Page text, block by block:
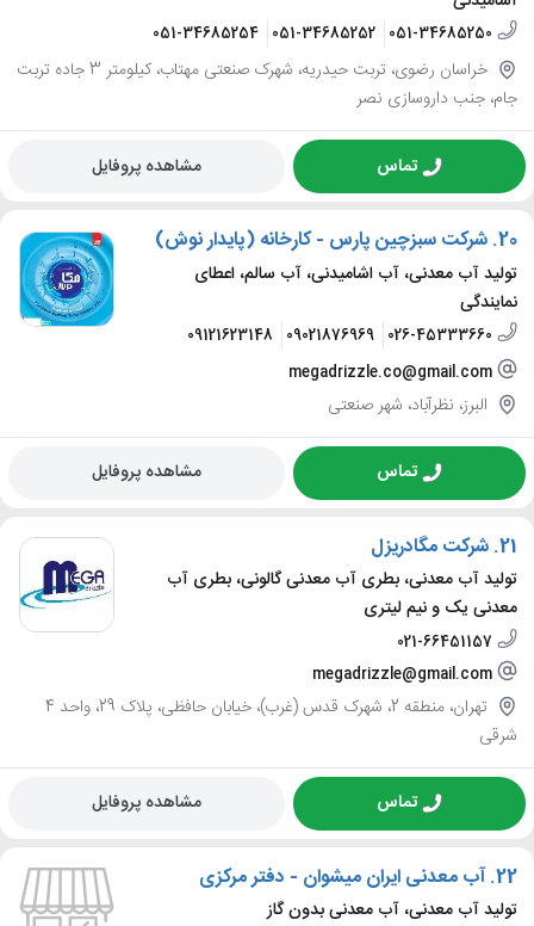
051-34685250
051-34685252
051-34685254
خراسان رضوی، تربت حیدریه، شهرک صنعتی مهتاب، کیلومتر 3 جاده تربت
جام، جنب داروسازی نصر
تماس مشاهده پروفایل
20. شرکت سبزچین پارس - کارخانه (پایدار نوش)
تولید آب معدنی، آب اشامیدنی، آب سالم، اعطای
نمایندگی
026-45333660
09021876969
09121623148
megadrizzle.co@gmail.com
البرز، نظرآباد، شهر صنعتی
تماس مشاهده پروفایل
21. شرکت مگادریزل
تولید آب معدنی، بطری آب معدنی گالونی، بطری آب
معدنی یک و نیم لیتری
021-66451157
megadrizzle@gmail.com
تهران، منطقه 2، شهرک قدس (غرب)، خیابان حافظی، پلاک 29، واحد 4
شرقی
تماس مشاهده پروفایل
22. آب معدنی ایران میشوان - دفتر مرکزی
تولید آب معدنی، آب معدنی بدون گاز